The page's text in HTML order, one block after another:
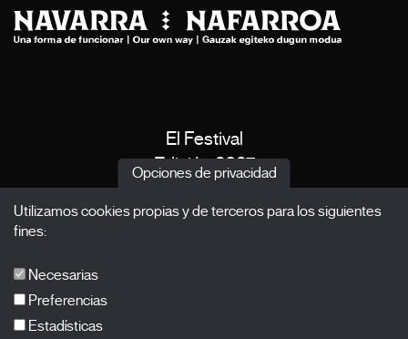
El Festival
Edición 2027
Acreditaciones
Opciones de privacidad
Utilizamos cookies propias y de terceros para los siguientes
fines:
Necesarias
Preferencias
Estadísticas